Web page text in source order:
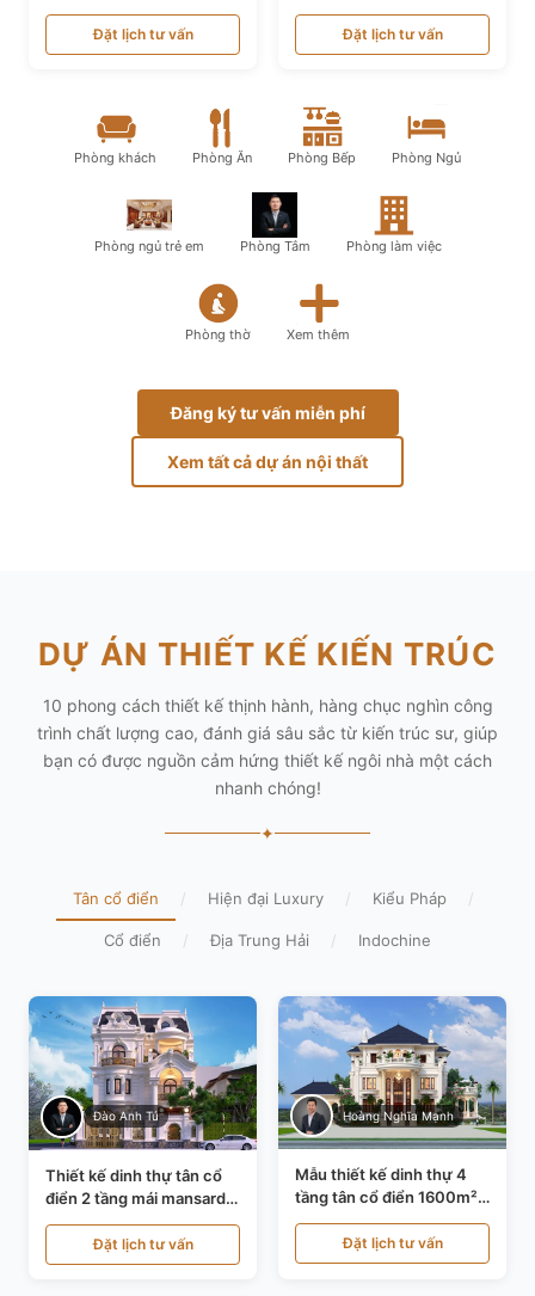
Bình NT9188719
Đặt lịch tư vấn
Quảng Ninh NT24531
Đặt lịch tư vấn
Phòng khách Phòng Ăn Phòng Bếp Phòng Ngủ
Phòng ngủ trẻ em Phòng Tắm Phòng làm việc
Phòng thờ Xem thêm
Đăng ký tư vấn miễn phí
Xem tất cả dự án nội thất
DỰ ÁN THIẾT KẾ KIẾN TRÚC
10 phong cách thiết kế thịnh hành, hàng chục nghìn công
trình chất lượng cao, đánh giá sâu sắc từ kiến trúc sư, giúp
bạn có được nguồn cảm hứng thiết kế ngôi nhà một cách
nhanh chóng!
✦
Tân cổ điển / Hiện đại Luxury / Kiểu Pháp /
Cổ điển / Địa Trung Hải / Indochine
Đào Anh Tú
Thiết kế dinh thự tân cổ
điển 2 tầng mái mansard
tại Bắc Ninh KT20084
Đặt lịch tư vấn
Hoàng Nghĩa Mạnh
Mẫu thiết kế dinh thự 4
tầng tân cổ điển 1600m²
tại Thanh Hóa KT20071
Đặt lịch tư vấn